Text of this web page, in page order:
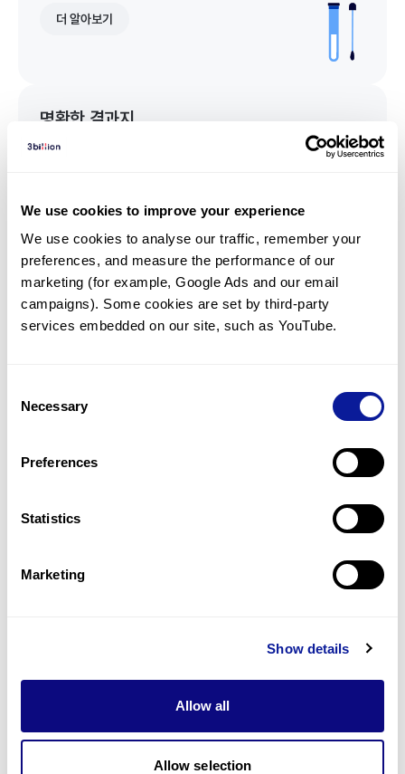
We use cookies to improve your experience
We use cookies to analyse our traffic, remember your
preferences, and measure the performance of our
marketing (for example, Google Ads and our email
campaigns). Some cookies are set by third-party
services embedded on our site, such as YouTube.
Selection
Necessary
Preferences
Statistics
Marketing
Show details
Allow all
Allow selection
더 알아보기
명확한 결과지
임상유전학팀과 소통
궁금한 점을 임상유전학팀과 직접 논의 할 수 있습니다.
문의하기
미진단된 경우에 재분석을 통해 후속 케어를 받을 수 있습니다.
최신 유전학 정보 제공
블로그와 뉴스레터를 통해 최신 유전학 정보를 제공해 드립니다.
쓰리빌리언은 유전자 진단에 필요한 여러 기술의 개발과 도입에 힘쓰고 있습니
더 정확한 변이 해석과 높은 진단율을 위한 쓰리빌리언의 기술에 대해 알아보